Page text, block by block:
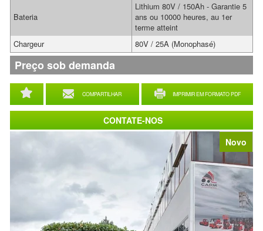
Novo
COMPARTILHAR IMPRIMIR EM FORMATO PDF
Bateria
Lithium 80V / 150Ah - Garantie 5
ans ou 10000 heures, au 1er
terme atteint
Chargeur
80V / 25A (Monophasé)
Preço sob demanda
CONTATE-NOS